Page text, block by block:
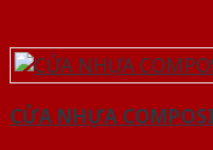
CỬA NHỰA